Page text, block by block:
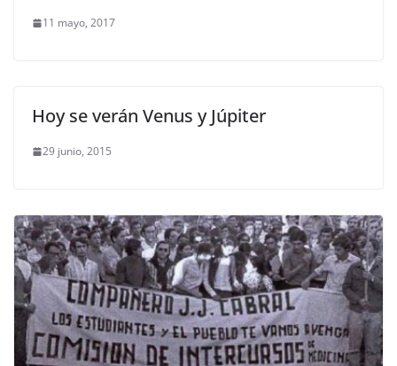
11 mayo, 2017
Hoy se verán Venus y Júpiter
29 junio, 2015